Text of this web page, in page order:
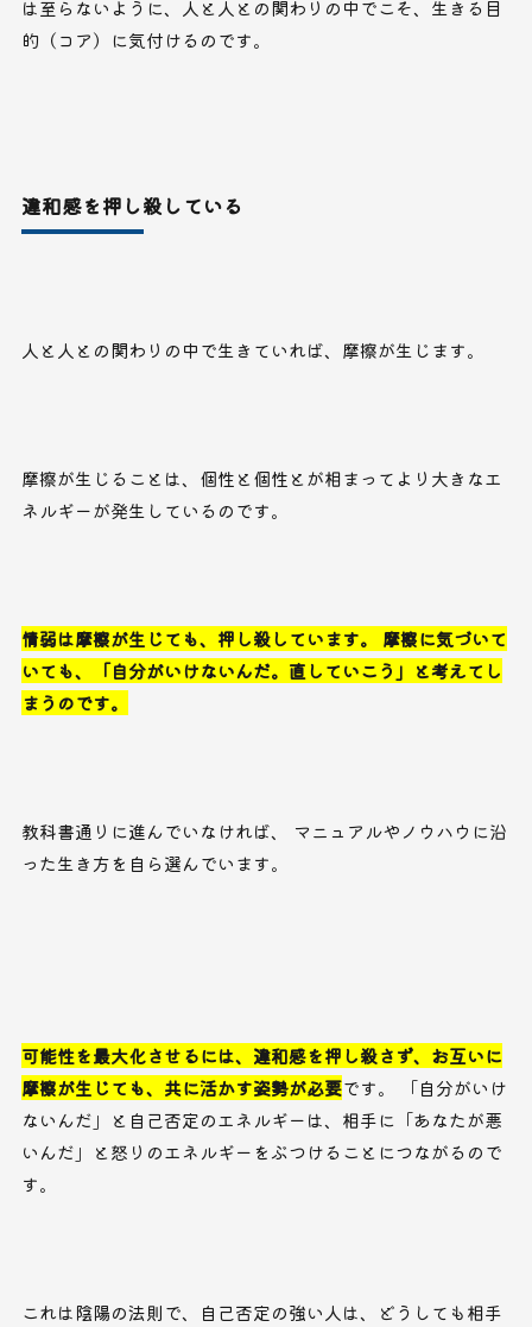
は至らないように、人と人との関わりの中でこそ、生きる目
的（コア）に気付けるのです。
違和感を押し殺している
人と人との関わりの中で生きていれば、摩擦が生じます。
摩擦が生じることは、個性と個性とが相まってより大きなエ
ネルギーが発生しているのです。
情弱は摩擦が生じても、押し殺しています。 摩擦に気づいて
いても、「自分がいけないんだ。直していこう」と考えてし
まうのです。
教科書通りに進んでいなければ、 マニュアルやノウハウに沿
った生き方を自ら選んでいます。
可能性を最大化させるには、違和感を押し殺さず、お互いに
摩擦が生じても、共に活かす姿勢が必要です。 「自分がいけ
ないんだ」と自己否定のエネルギーは、相手に「あなたが悪
いんだ」と怒りのエネルギーをぶつけることにつながるので
す。
これは陰陽の法則で、自己否定の強い人は、どうしても相手